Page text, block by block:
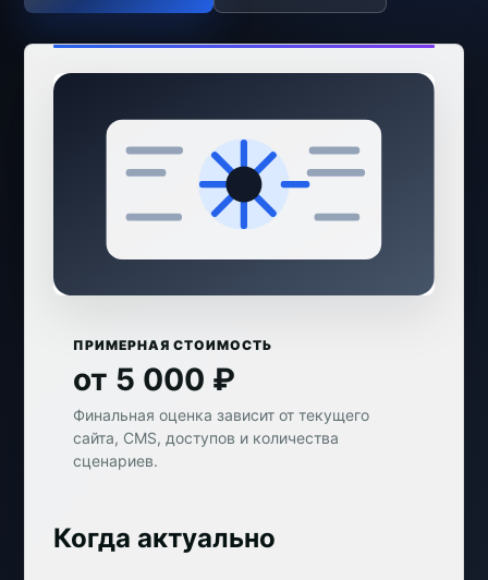
ПРИМЕРНАЯ СТОИМОСТЬ
от 5 000 ₽
Финальная оценка зависит от текущего
сайта, CMS, доступов и количества
сценариев.
Когда актуально